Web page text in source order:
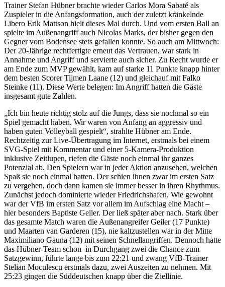
Trainer Stefan Hübner brachte wieder Carlos Mora Sabaté als
Zuspieler in die Anfangsformation, auch der zuletzt kränkelnde
Libero Erik Mattson hielt dieses Mal durch. Und vom ersten Ball an
spielte im Außenangriff auch Nicolas Marks, der bisher gegen den
Gegner vom Bodensee stets gefallen konnte. So auch am Mittwoch:
Der 20-Jährige rechtfertigte erneut das Vertrauen, war stark in
Annahme und Angriff und servierte auch sicher. Zu Recht wurde er
am Ende zum MVP gewählt, kam auf starke 11 Punkte knapp hinter
dem besten Scorer Tijmen Laane (12) und gleichauf mit Falko
Steinke (11). Diese Werte belegen: Im Angriff hatten die Gäste
insgesamt gute Zahlen.
„Ich bin heute richtig stolz auf die Jungs, dass sie nochmal so ein
Spiel gemacht haben. Wir waren von Anfang an aggressiv und
haben guten Volleyball gespielt“, strahlte Hübner am Ende.
Rechtzeitig zur Live-Übertragung im Internet, erstmals bei einem
SVG-Spiel mit Kommentar und einer 5-Kamera-Produktion
inklusive Zeitlupen, riefen die Gäste noch einmal ihr ganzes
Potenzial ab. Den Spielern war in jeder Aktion anzusehen, welchen
Spaß sie noch einmal hatten. Der schien ihnen zwar im ersten Satz
zu vergehen, doch dann kamen sie immer besser in ihren Rhythmus.
Zunächst jedoch dominierte wieder Friedrichshafen. Wie gewohnt
war der VfB im ersten Satz vor allem im Aufschlag eine Macht –
hier besonders Baptiste Geiler. Der ließ später aber nach. Stark über
das gesamte Match waren die Außenangreifer Geiler (17 Punkte)
und Maarten van Garderen (15), nie kaltzustellen war in der Mitte
Maximiliano Gauna (12) mit seinen Schnellangriffen. Dennoch hatte
das Hübner-Team schon in Durchgang zwei die Chance zum
Satzgewinn, führte lange bis zum 22:21 und zwang VfB-Trainer
Stelian Moculescu erstmals dazu, zwei Auszeiten zu nehmen. Mit
25:23 gingen die Süddeutschen knapp über die Ziellinie.